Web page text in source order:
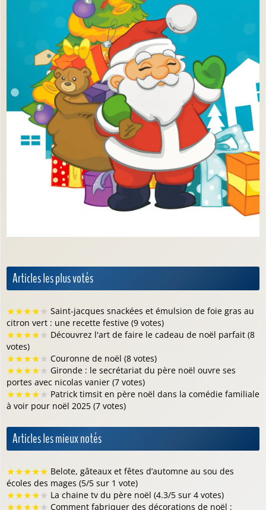
Articles les plus votés
★★★★★ Saint-jacques snackées et émulsion de foie gras au
citron vert : une recette festive (9 votes)
★★★★★ Découvrez l'art de faire le cadeau de noël parfait (8
votes)
★★★★★ Couronne de noël (8 votes)
★★★★★ Gironde : le secrétariat du père noël ouvre ses
portes avec nicolas vanier (7 votes)
★★★★★ Patrick timsit en père noël dans la comédie familiale
à voir pour noël 2025 (7 votes)
Articles les mieux notés
★★★★★ Belote, gâteaux et fêtes d’automne au sou des
écoles des mages (5/5 sur 1 vote)
★★★★★ La chaine tv du père noël (4.3/5 sur 4 votes)
★★★★★ Comment fabriquer des décorations de noël :